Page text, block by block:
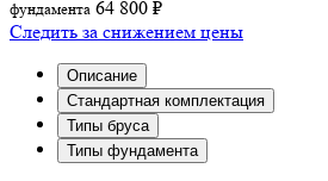
фундамента 64 800 ₽
Следить за снижением цены
Описание
Cтандартная комплектация
Типы бруса
Типы фундамента